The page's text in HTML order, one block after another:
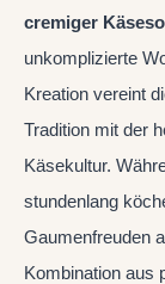
cremiger
unkomplizierte
Kreation vereint
Tradition mit der
Käsekultur.
stundenlang
Gaumenfreuden
Kombination aus